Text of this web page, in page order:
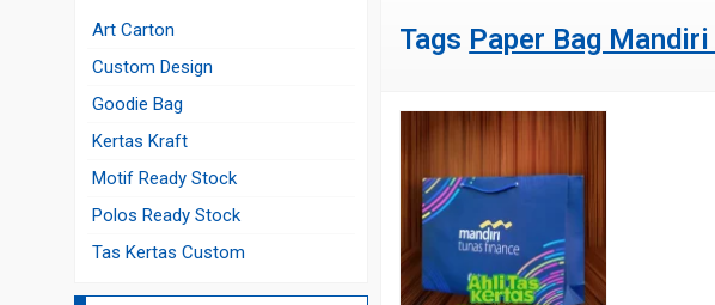
Tags Paper Bag
Art Carton
Custom Design
Goodie Bag
Kertas Kraft
Motif Ready Stock
Polos Ready Stock
Tas Kertas Custom